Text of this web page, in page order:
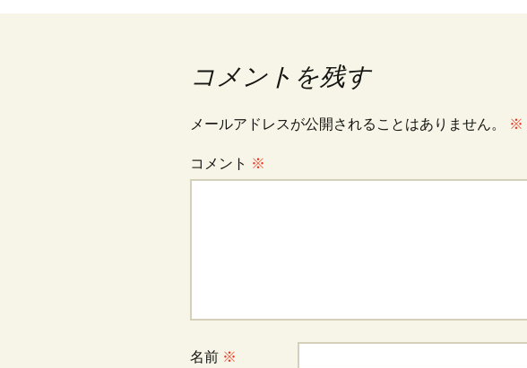
コメントを残す
メールアドレスが公開されることはありません。 ※
コメント ※
名前 ※